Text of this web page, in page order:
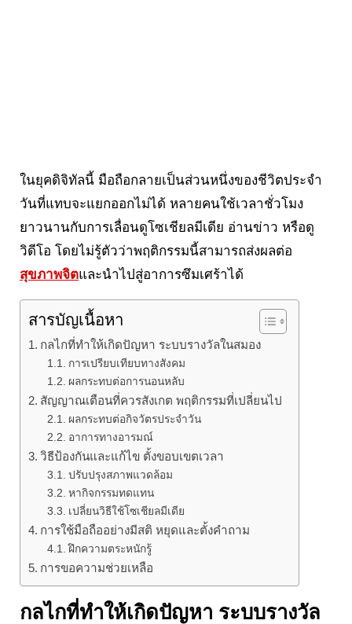
ในยุคดิจิทัลนี้ มือถือกลายเป็นส่วนหนึ่งของชีวิตประจำ
วันที่แทบจะแยกออกไม่ได้ หลายคนใช้เวลาชั่วโมง
ยาวนานกับการเลื่อนดูโซเชียลมีเดีย อ่านข่าว หรือดู
วิดีโอ โดยไม่รู้ตัวว่าพฤติกรรมนี้สามารถส่งผลต่อ
สุขภาพจิตและนำไปสู่อาการซึมเศร้าได้
สารบัญเนื้อหา
กลไกที่ทำให้เกิดปัญหา ระบบรางวัลในสมอง
การเปรียบเทียบทางสังคม
ผลกระทบต่อการนอนหลับ
สัญญาณเตือนที่ควรสังเกต พฤติกรรมที่เปลี่ยนไป
ผลกระทบต่อกิจวัตรประจำวัน
อาการทางอารมณ์
วิธีป้องกันและแก้ไข ตั้งขอบเขตเวลา
ปรับปรุงสภาพแวดล้อม
หากิจกรรมทดแทน
เปลี่ยนวิธีใช้โซเชียลมีเดีย
การใช้มือถืออย่างมีสติ หยุดและตั้งคำถาม
ฝึกความตระหนักรู้
การขอความช่วยเหลือ
กลไกที่ทำให้เกิดปัญหา ระบบรางวัล